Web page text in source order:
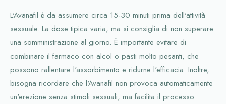
L'Avanafil è da assumere circa 15-30 minuti prima dell'attività
sessuale. La dose tipica varia, ma si consiglia di non superare
una somministrazione al giorno. È importante evitare di
combinare il farmaco con alcol o pasti molto pesanti, che
possono rallentare l'assorbimento e ridurne l'efficacia. Inoltre,
bisogna ricordare che l'Avanafil non provoca automaticamente
un'erezione senza stimoli sessuali, ma facilita il processo